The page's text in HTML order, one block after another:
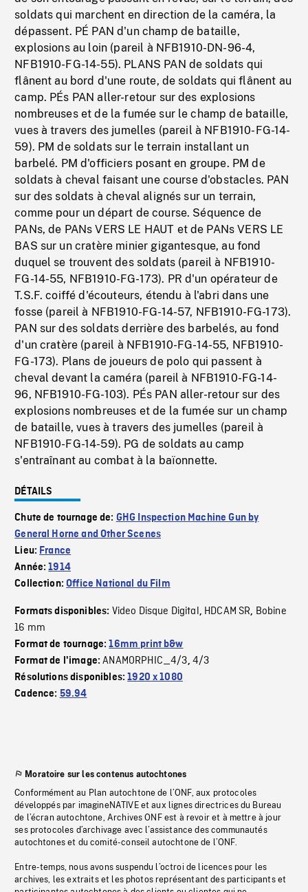
soldats qui marchent en direction de la caméra, la
dépassent. PÉ PAN d'un champ de bataille,
explosions au loin (pareil à NFB1910-DN-96-4,
NFB1910-FG-14-55). PLANS PAN de soldats qui
flânent au bord d'une route, de soldats qui flânent au
camp. PÉs PAN aller-retour sur des explosions
nombreuses et de la fumée sur le champ de bataille,
vues à travers des jumelles (pareil à NFB1910-FG-14-
59). PM de soldats sur le terrain installant un
barbelé. PM d'officiers posant en groupe. PM de
soldats à cheval faisant une course d'obstacles. PAN
sur des soldats à cheval alignés sur un terrain,
comme pour un départ de course. Séquence de
PANs, de PANs VERS LE HAUT et de PANs VERS LE
BAS sur un cratère minier gigantesque, au fond
duquel se trouvent des soldats (pareil à NFB1910-
FG-14-55, NFB1910-FG-173). PR d'un opérateur de
T.S.F. coiffé d'écouteurs, étendu à l'abri dans une
fosse (pareil à NFB1910-FG-14-57, NFB1910-FG-173).
PAN sur des soldats derrière des barbelés, au fond
d'un cratère (pareil à NFB1910-FG-14-55, NFB1910-
FG-173). Plans de joueurs de polo qui passent à
cheval devant la caméra (pareil à NFB1910-FG-14-
96, NFB1910-FG-103). PÉs PAN aller-retour sur des
explosions nombreuses et de la fumée sur un champ
de bataille, vues à travers des jumelles (pareil à
NFB1910-FG-14-59). PG de soldats au camp
s'entraînant au combat à la baïonnette.
DÉTAILS
Chute de tournage de: GHG Inspection Machine Gun by
General Horne and Other Scenes
Lieu: France
Année:1914
Collection:Office National du Film
Formats disponibles: Video Disque Digital, HDCAM SR, Bobine
16 mm
Format de tournage:16mm print b&w
Format de l'image:ANAMORPHIC_4/3, 4/3
Résolutions disponibles:1920 x 1080
Cadence: 59.94
Moratoire sur les contenus autochtones
Conformément au Plan autochtone de l’ONF, aux protocoles
développés par imagineNATIVE et aux lignes directrices du Bureau
de l’écran autochtone, Archives ONF est à revoir et à mettre à jour
ses protocoles d’archivage avec l’assistance des communautés
autochtones et du comité-conseil autochtone de l’ONF.
Entre-temps, nous avons suspendu l’octroi de licences pour les
archives, les extraits et les photos représentant des participants et